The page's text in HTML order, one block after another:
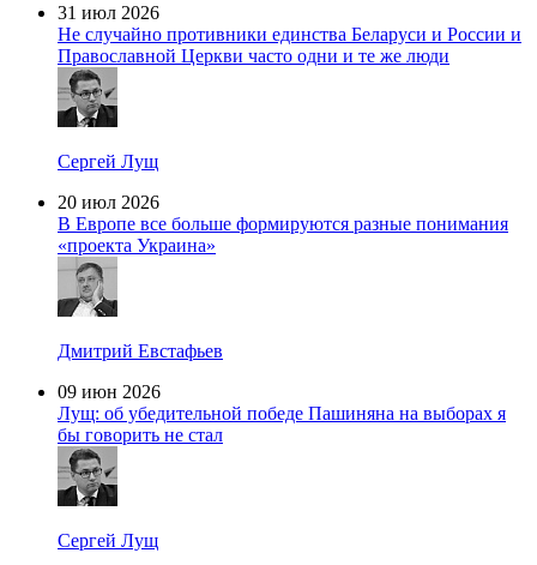
31 июл 2026
Не случайно противники единства Беларуси и России и
Православной Церкви часто одни и те же люди
Сергей Лущ
20 июл 2026
В Европе все больше формируются разные понимания
«проекта Украина»
Дмитрий Евстафьев
09 июн 2026
Лущ: об убедительной победе Пашиняна на выборах я
бы говорить не стал
Сергей Лущ